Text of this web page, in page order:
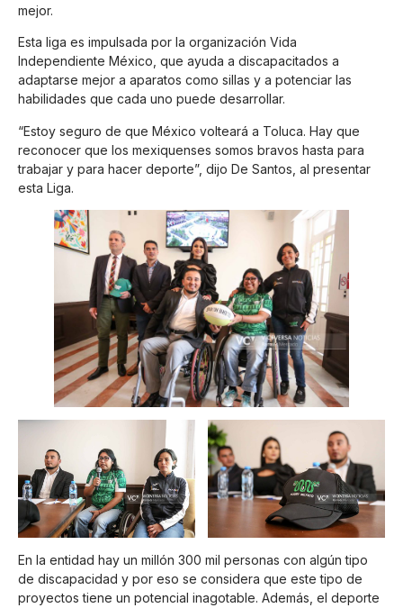
mejor.
Esta liga es impulsada por la organización Vida
Independiente México, que ayuda a discapacitados a
adaptarse mejor a aparatos como sillas y a potenciar las
habilidades que cada uno puede desarrollar.
“Estoy seguro de que México volteará a Toluca. Hay que
reconocer que los mexiquenses somos bravos hasta para
trabajar y para hacer deporte”, dijo De Santos, al presentar
esta Liga.
En la entidad hay un millón 300 mil personas con algún tipo
de discapacidad y por eso se considera que este tipo de
proyectos tiene un potencial inagotable. Además, el deporte